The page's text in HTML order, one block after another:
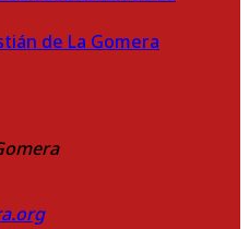
de La Gomera